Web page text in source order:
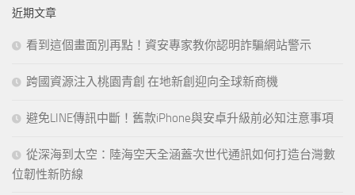
字:
近期文章
看到這個畫面別再點！資安專家教你認明詐騙網站警示
跨國資源注入桃園青創 在地新創迎向全球新商機
避免LINE傳訊中斷！舊款iPhone與安卓升級前必知注意事項
從深海到太空：陸海空天全涵蓋次世代通訊如何打造台灣數
位韌性新防線